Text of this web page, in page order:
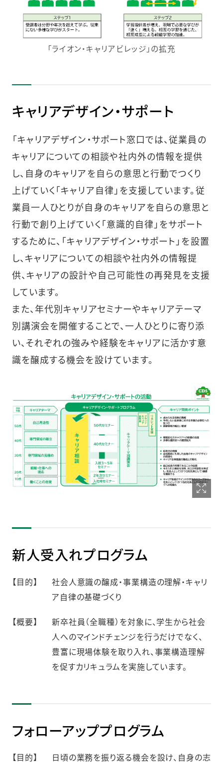
「ライオン・キャリアビレッジ」の拡充
キャリアデザイン・サポート
「キャリアデザイン・サポート窓口では、従業員の
キャリアについての相談や社内外の情報を提供
し、自身のキャリアを自らの意思と行動でつくり
上げていく「キャリア自律」を支援しています。従
業員一人ひとりが自身のキャリアを自らの意思と
行動で創り上げていく「意識的自律」をサポート
するために、「キャリアデザイン・サポート」を設置
し、キャリアについての相談や社内外の情報提
供、キャリアの設計や自己可能性の再発見を支援
しています。
また、年代別キャリアセミナーやキャリアテーマ
別講演会を開催することで、一人ひとりに寄り添
い、それぞれの強みや経験をキャリアに活かす意
識を醸成する機会を設けています。
新人受入れプログラム
【目的】
社会人意識の醸成・事業構造の理解・キャリ
ア自律の基礎づくり
【概要】
新卒社員（全職種）を対象に、学生から社会
人へのマインドチェンジを行うだけでなく、
豊富に現場体験を取り入れ、事業構造理解
を促すカリキュラムを実施しています。
フォローアッププログラム
【目的】
日頃の業務を振り返る機会を設け、自身の志